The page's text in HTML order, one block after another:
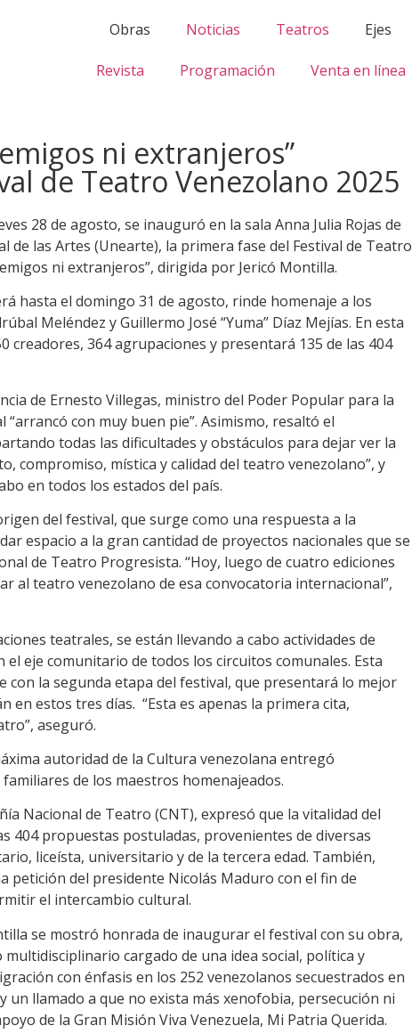
Obras Noticias Teatros Ejes
Revista Programación Venta en línea
ni extranjeros”
de Teatro Venezolano 2025
28 de agosto, se inauguró en la sala Anna Julia Rojas de
de las Artes (Unearte), la primera fase del Festival de Teatro
ni extranjeros”, dirigida por Jericó Montilla.
hasta el domingo 31 de agosto, rinde homenaje a los
Meléndez y Guillermo José “Yuma” Díaz Mejías. En esta
creadores, 364 agrupaciones y presentará 135 de las 404
de Ernesto Villegas, ministro del Poder Popular para la
con muy buen pie”. Asimismo, resaltó el
todas las dificultades y obstáculos para dejar ver la
compromiso, mística y calidad del teatro venezolano”, y
en todos los estados del país.
del festival, que surge como una respuesta a la
espacio a la gran cantidad de proyectos nacionales que se
de Teatro Progresista. “Hoy, luego de cuatro ediciones
al teatro venezolano de esa convocatoria internacional”,
teatrales, se están llevando a cabo actividades de
eje comunitario de todos los circuitos comunales. Esta
con la segunda etapa del festival, que presentará lo mejor
en estos tres días. “Esta es apenas la primera cita,
aseguró.
autoridad de la Cultura venezolana entregó
familiares de los maestros homenajeados.
Nacional de Teatro (CNT), expresó que la vitalidad del
404 propuestas postuladas, provenientes de diversas
liceísta, universitario y de la tercera edad. También,
petición del presidente Nicolás Maduro con el fin de
el intercambio cultural.
se mostró honrada de inaugurar el festival con su obra,
cargado de una idea social, política y
con énfasis en los 252 venezolanos secuestrados en
un llamado a que no exista más xenofobia, persecución ni
de la Gran Misión Viva Venezuela, Mi Patria Querida.